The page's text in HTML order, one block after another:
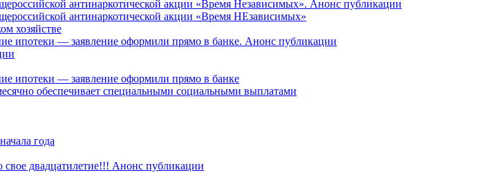
антинаркотической акции «Время Независимых». Анонс публикации
антинаркотической акции «Время НЕзависимых»
хозяйстве
ипотеки — заявление оформили прямо в банке. Анонс публикации
ипотеки — заявление оформили прямо в банке
обеспечивает специальными социальными выплатами
года
свое двадцатилетие!!! Анонс публикации